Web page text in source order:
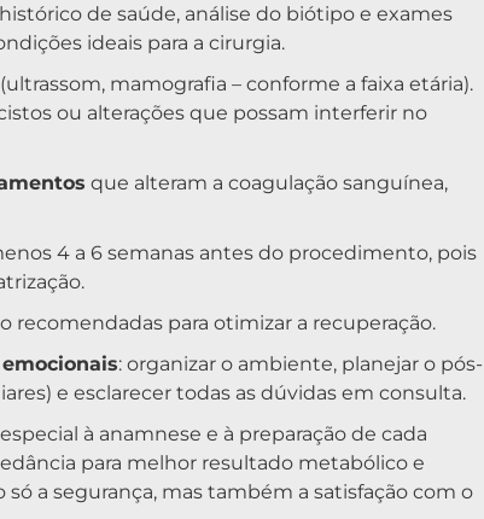
de saúde, análise do biótipo e exames
ideais para a cirurgia.
(ultrassom, mamografia – conforme a faixa etária).
ou alterações que possam interferir no
que alteram a coagulação sanguínea,
4 a 6 semanas antes do procedimento, pois
recomendadas para otimizar a recuperação.
: organizar o ambiente, planejar o pós-
e esclarecer todas as dúvidas em consulta.
à anamnese e à preparação de cada
para melhor resultado metabólico e
a segurança, mas também a satisfação com o